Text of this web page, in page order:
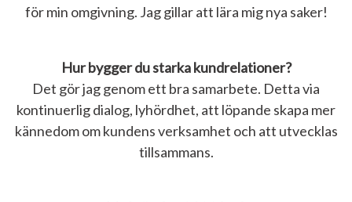
för min omgivning. Jag gillar att lära mig nya saker!
Hur bygger du starka kundrelationer?
Det gör jag genom ett bra samarbete. Detta via
kontinuerlig dialog, lyhördhet, att löpande skapa mer
kännedom om kundens verksamhet och att utvecklas
tillsammans.